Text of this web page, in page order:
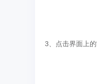
3、点击界面上